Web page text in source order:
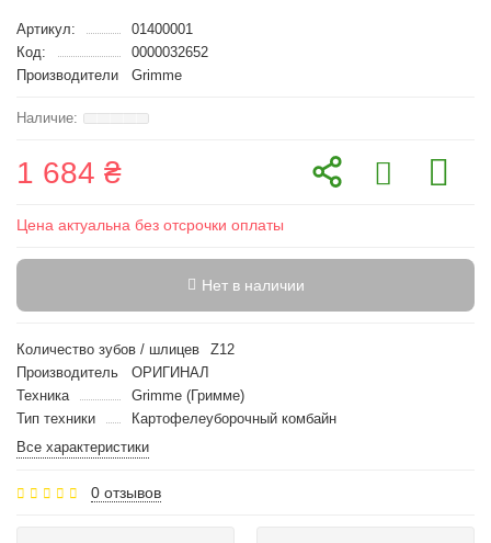
Артикул:
01400001
Код:
0000032652
Производители
Grimme
1 684 ₴
Цена актуальна без отсрочки оплаты
Нет в наличии
Количество зубов / шлицев
Z12
Производитель
ОРИГИНАЛ
Техника
Grimme (Гримме)
Тип техники
Картофелеуборочный комбайн
Все характеристики
0 отзывов